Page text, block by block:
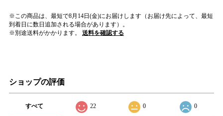
※この商品は、最短で8月14日(金)にお届けします（お届け先によって、最短
到着日に数日追加される場合があります）。
※別途送料がかかります。
送料を確認する
ショップの評価
すべて 22 0 0